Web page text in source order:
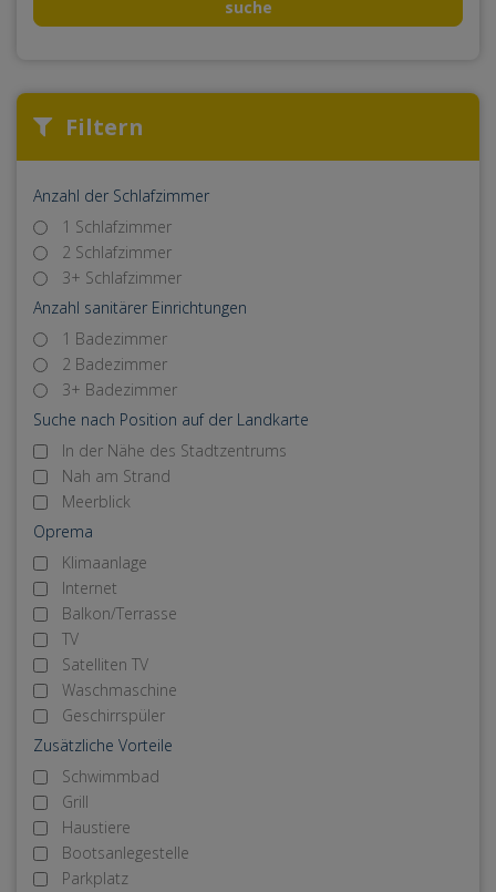
suche
Filtern
Anzahl der Schlafzimmer
1 Schlafzimmer
2 Schlafzimmer
3+ Schlafzimmer
Anzahl sanitärer Einrichtungen
1 Badezimmer
2 Badezimmer
3+ Badezimmer
Suche nach Position auf der Landkarte
In der Nähe des Stadtzentrums
Nah am Strand
Meerblick
Oprema
Klimaanlage
Internet
Balkon/Terrasse
TV
Satelliten TV
Waschmaschine
Geschirrspüler
Zusätzliche Vorteile
Schwimmbad
Grill
Haustiere
Bootsanlegestelle
Parkplatz